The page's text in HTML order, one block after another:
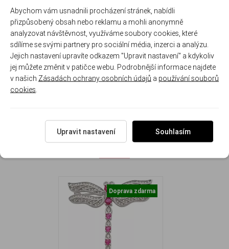
stříbro
ryzosti
925/1000
zpracování
křídel
zirkony
elegantní
design
lehkosti a
ženské
síly
Rozměry: 3.3 cm x 3.7 cm. Hmotnost brože: 5.6 g.
NAPOSLEDY ZOBRAZENÉ
Doprava zdarma
Abychom vám usnadnili procházení stránek, nabídli
přizpůsobený obsah nebo reklamu a mohli anonymně
analyzovat návštěvnost, využíváme soubory cookies, které
sdílíme se svými partnery pro sociální média, inzerci a analýzu.
Jejich nastavení upravíte odkazem "Upravit nastavení" a kdykoliv
jej můžete změnit v patičce webu. Podrobnější informace najdete
v našich Zásadách ochrany osobních údajů a používání souborů
cookies
Upravit nastavení Souhlasím